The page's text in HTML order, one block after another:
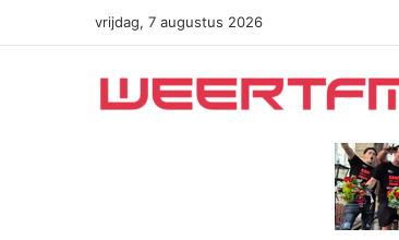
vrijdag, 7 augustus 2026